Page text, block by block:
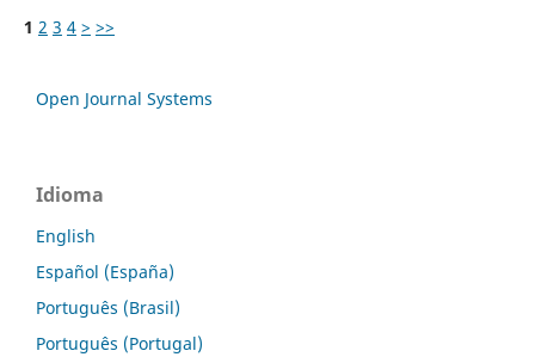
1 2 3 4 > >>
Open Journal Systems
Idioma
English
Español (España)
Português (Brasil)
Português (Portugal)